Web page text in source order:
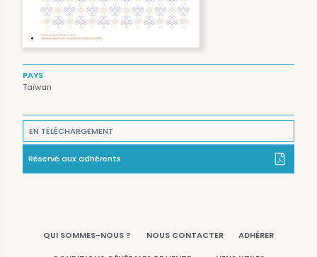
PAYS
Taïwan
EN TÉLÉCHARGEMENT
Réservé aux adhérents
QUI SOMMES-NOUS ? NOUS CONTACTER ADHÉRER